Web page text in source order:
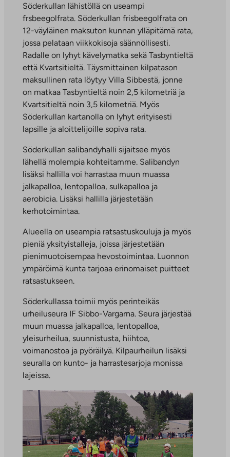
Söderkullan lähistöllä on useampi
frsbeegolfrata. Söderkullan frisbeegolfrata on
12-väyläinen maksuton kunnan ylläpitämä rata,
jossa pelataan viikkokisoja säännöllisesti.
Radalle on lyhyt kävelymatka sekä Tasbyntieltä
että Kvartsitieltä. Täysmittainen kilpatason
maksullinen rata löytyy Villa Sibbestä, jonne
on matkaa Tasbyntieltä noin 2,5 kilometriä ja
Kvartsitieltä noin 3,5 kilometriä. Myös
Söderkullan kartanolla on lyhyt erityisesti
lapsille ja aloittelijoille sopiva rata.
Söderkullan salibandyhalli sijaitsee myös
lähellä molempia kohteitamme. Salibandyn
lisäksi hallilla voi harrastaa muun muassa
jalkapalloa, lentopalloa, sulkapalloa ja
aerobicia. Lisäksi hallilla järjestetään
kerhotoimintaa.
Alueella on useampia ratsastuskouluja ja myös
pieniä yksityistalleja, joissa järjestetään
pienimuotoisempaa hevostoimintaa. Luonnon
ympäröimä kunta tarjoaa erinomaiset puitteet
ratsastukseen.
Söderkullassa toimii myös perinteikäs
urheiluseura IF Sibbo-Vargarna. Seura järjestää
muun muassa jalkapalloa, lentopalloa,
yleisurheilua, suunnistusta, hiihtoa,
voimanostoa ja pyöräilyä. Kilpaurheilun lisäksi
seuralla on kunto- ja harrastesarjoja monissa
lajeissa.